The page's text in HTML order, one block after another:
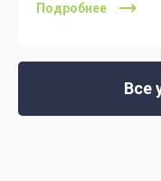
Подробнее
Все